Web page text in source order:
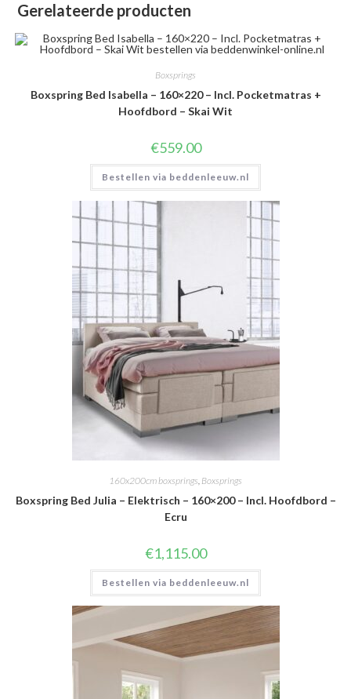
Gerelateerde producten
Boxsprings
Boxspring Bed Isabella – 160×220 – Incl. Pocketmatras +
Hoofdbord – Skai Wit
€559.00
Bestellen via beddenleeuw.nl
160x200cm boxsprings Boxsprings
Boxspring Bed Julia – Elektrisch – 160×200 – Incl. Hoofdbord –
Ecru
€1,115.00
Bestellen via beddenleeuw.nl